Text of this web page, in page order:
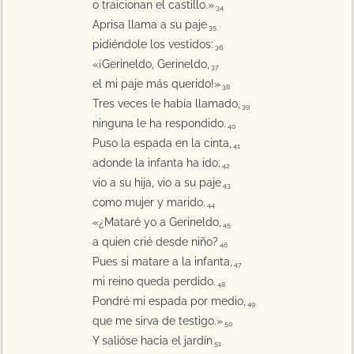
o traicionan el castillo.» 34
Aprisa llama a su paje 35
pidiéndole los vestidos: 36
«¡Gerineldo, Gerineldo, 37
el mi paje más querido!» 38
Tres veces le había llamado, 39
ninguna le ha respondido. 40
Puso la espada en la cinta, 41
adonde la infanta ha ido; 42
vio a su hija, vio a su paje 43
como mujer y marido. 44
«¿Mataré yo a Gerineldo, 45
a quien crié desde niño? 46
Pues si matare a la infanta, 47
mi reino queda perdido. 48
Pondré mi espada por medio, 49
que me sirva de testigo.» 50
Y salióse hacia el jardín 51